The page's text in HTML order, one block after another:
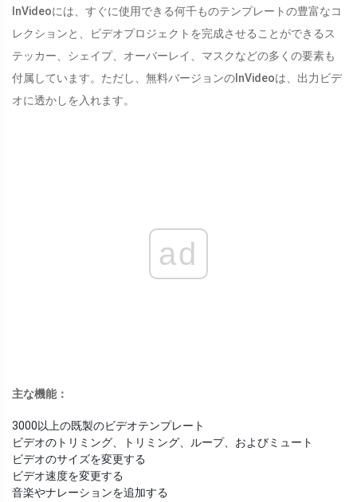
InVideoには、すぐに使用できる何千ものテンプレートの豊富なコ
レクションと、ビデオプロジェクトを完成させることができるス
テッカー、シェイプ、オーバーレイ、マスクなどの多くの要素も
付属しています。ただし、無料バージョンのInVideoは、出力ビデ
オに透かしを入れます。
ad
主な機能：
3000以上の既製のビデオテンプレート
ビデオのトリミング、トリミング、ループ、およびミュート
ビデオのサイズを変更する
ビデオ速度を変更する
音楽やナレーションを追加する